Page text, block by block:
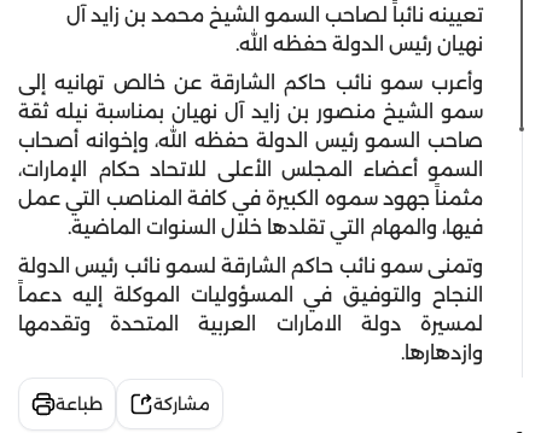
تعيينه نائباً لصاحب السمو الشيخ محمد بن زايد آل
نهيان رئيس الدولة حفظه الله.
وأعرب سمو نائب حاكم الشارقة عن خالص تهانيه إلى
سمو الشيخ منصور بن زايد آل نهيان بمناسبة نيله ثقة
صاحب السمو رئيس الدولة حفظه الله، وإخوانه أصحاب
السمو أعضاء المجلس الأعلى للاتحاد حكام الإمارات،
مثمناً جهود سموه الكبيرة في كافة المناصب التي عمل
فيها، والمهام التي تقلدها خلال السنوات الماضية.
وتمنى سمو نائب حاكم الشارقة لسمو نائب رئيس الدولة
النجاح والتوفيق في المسؤوليات الموكلة إليه دعماً
لمسيرة دولة الامارات العربية المتحدة وتقدمها
وازدهارها.
مشاركة طباعة